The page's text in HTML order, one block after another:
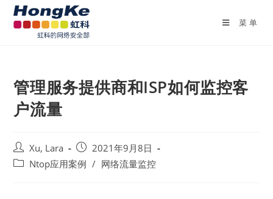
菜单
管理服务提供商和ISP如何监控客
户流量
Xu, Lara
2021年9月8日
Ntop应用案例 / 网络流量监控